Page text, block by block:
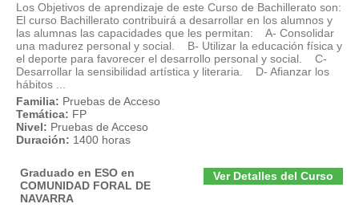
Los Objetivos de aprendizaje de este Curso de Bachillerato son:
El curso Bachillerato contribuirá a desarrollar en los alumnos y
las alumnas las capacidades que les permitan: A- Consolidar
una madurez personal y social. B- Utilizar la educación física y
el deporte para favorecer el desarrollo personal y social. C-
Desarrollar la sensibilidad artística y literaria. D- Afianzar los
hábitos ...
Familia: Pruebas de Acceso
Temática: FP
Nivel: Pruebas de Acceso
Duración: 1400 horas
Ver Detalles del Curso
Graduado en ESO en
COMUNIDAD FORAL DE
NAVARRA